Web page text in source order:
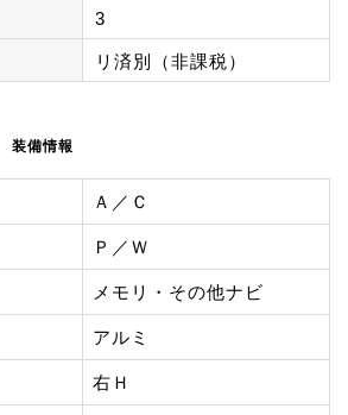
3
リ済別（非課税）
装備情報
Ａ／Ｃ
Ｐ／Ｗ
メモリ・その他ナビ
アルミ
右Ｈ